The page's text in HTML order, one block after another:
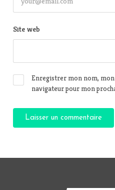
Site web
Enregistrer mon nom,
navigateur pour mon